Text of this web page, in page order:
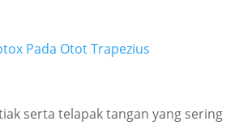
Pada Otot Trapezius
serta telapak tangan yang sering